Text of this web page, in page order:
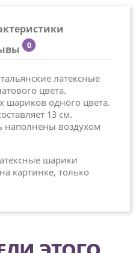
0
латексные
цвета.
шариков одного цвета.
13 см.
наполнены воздухом
шарики
картинке, только